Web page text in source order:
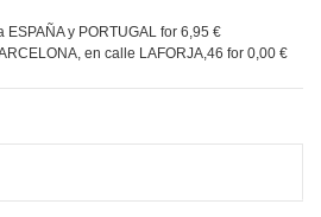
y PORTUGAL for 6,95 €
en calle LAFORJA,46 for 0,00 €